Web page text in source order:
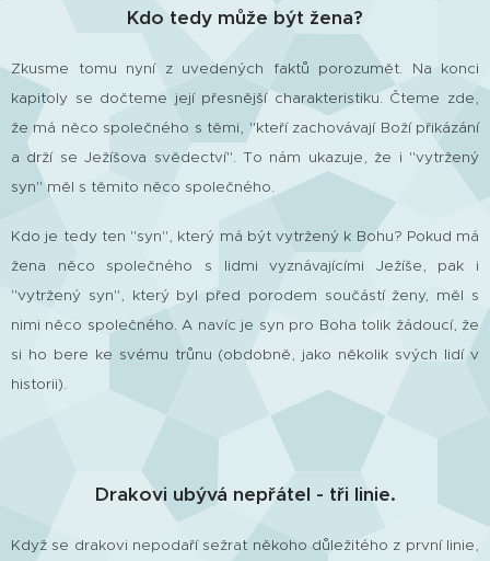
Kdo tedy může být žena?
Zkusme tomu nyní z uvedených faktů porozumět. Na konci
kapitoly se dočteme její přesnější charakteristiku. Čteme zde,
že má něco společného s těmi, "kteří zachovávají Boží přikázání
a drží se Ježíšova svědectví". To nám ukazuje, že i "vytržený
syn" měl s těmito něco společného.
Kdo je tedy ten "syn", který má být vytržený k Bohu? Pokud má
žena něco společného s lidmi vyznávajícími Ježíše, pak i
"vytržený syn", který byl před porodem součástí ženy, měl s
nimi něco společného. A navíc je syn pro Boha tolik žádoucí, že
si ho bere ke svému trůnu (obdobně, jako několik svých lidí v
historii).
Drakovi ubývá nepřátel - tři linie.
Když se drakovi nepodaří sežrat někoho důležitého z první linie,